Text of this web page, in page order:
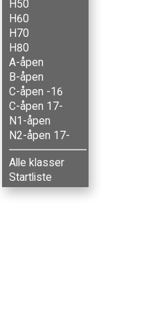
H50
H60
H70
H80
A-åpen
B-åpen
C-åpen -16
C-åpen 17-
N1-åpen
N2-åpen 17-
Alle klasser
Startliste